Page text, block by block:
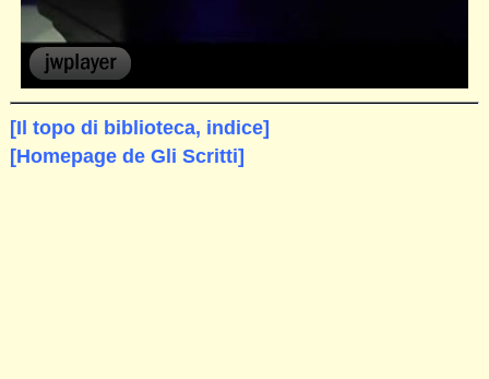
[Il topo di biblioteca, indice]
[Homepage de Gli Scritti]